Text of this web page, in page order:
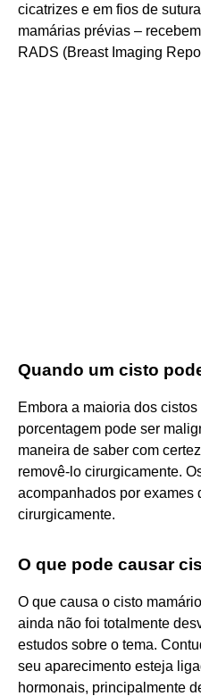
cicatrizes e em fios de
mamárias prévias –
RADS (Breast Imaging
Quando um cisto
Embora a maioria dos
porcentagem pode ser
maneira de saber com
removê-lo cirurgicamente.
acompanhados por exames
cirurgicamente.
O que pode causar
O que causa o cisto
ainda não foi totalmente
estudos sobre o tema.
seu aparecimento esteja
hormonais, principalmente